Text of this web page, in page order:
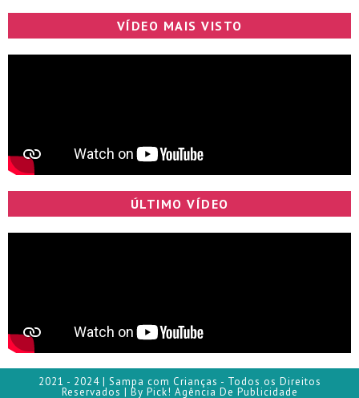
VÍDEO MAIS VISTO
ÚLTIMO VÍDEO
2021 - 2024 | Sampa com Crianças - Todos os Direitos
Reservados | By Pick! Agência De Publicidade